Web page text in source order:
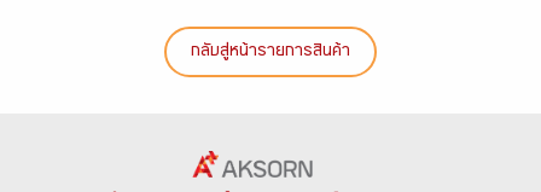
กลับสู่หน้ารายการสินค้า